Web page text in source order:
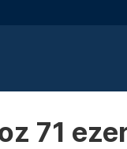
71